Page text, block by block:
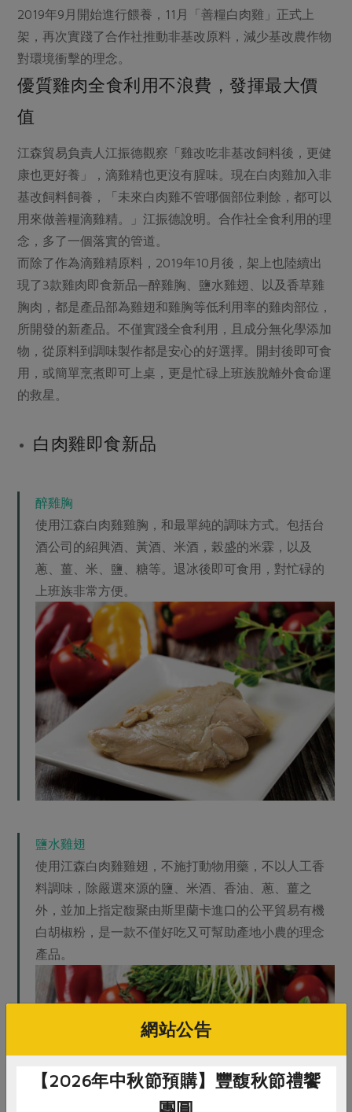
2019年9月開始進行餵養，11月「善糧白肉雞」正式上
架，再次實踐了合作社推動非基改原料，減少基改農作物
對環境衝擊的理念。
優質雞肉全食利用不浪費，發揮最大價
值
江森貿易負責人江振德觀察「雞改吃非基改飼料後，更健
康也更好養」，滴雞精也更沒有腥味。現在白肉雞加入非
基改飼料飼養，「未來白肉雞不管哪個部位剩餘，都可以
用來做善糧滴雞精。」江振德說明。合作社全食利用的理
念，多了一個落實的管道。
而除了作為滴雞精原料，2019年10月後，架上也陸續出
現了3款雞肉即食新品—醉雞胸、鹽水雞翅、以及香草雞
胸肉，都是產品部為雞翅和雞胸等低利用率的雞肉部位，
所開發的新產品。不僅實踐全食利用，且成分無化學添加
物，從原料到調味製作都是安心的好選擇。開封後即可食
用，或簡單烹煮即可上桌，更是忙碌上班族脫離外食命運
的救星。
白肉雞即食新品
醉雞胸
使用江森白肉雞雞胸，和最單純的調味方式。包括台
酒公司的紹興酒、黃酒、米酒，榖盛的米霖，以及
蔥、薑、米、鹽、糖等。退冰後即可食用，對忙碌的
上班族非常方便。
鹽水雞翅
使用江森白肉雞雞翅，不施打動物用藥，不以人工香
料調味，除嚴選來源的鹽、米酒、香油、蔥、薑之
外，並加上指定馥聚由斯里蘭卡進口的公平貿易有機
白胡椒粉，是一款不僅好吃又可幫助產地小農的理念
產品。
網站公告
【2026年中秋節預購】豐馥秋節禮饗